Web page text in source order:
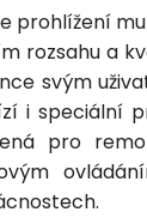
prohlížení
rozsahu a
svým
i speciální
pro